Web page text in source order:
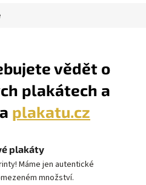
vědět o
plakátech a
plakatu.cz
plakáty
Máme jen autentické
množství.